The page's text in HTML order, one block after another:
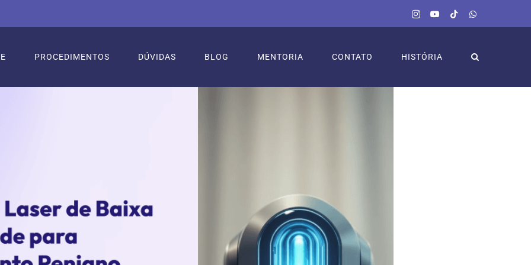
InstagramYouTubeTiktokWhatsApp
PROCEDIMENTOS DÚVIDAS BLOG MENTORIA CONTATO HISTÓRIA